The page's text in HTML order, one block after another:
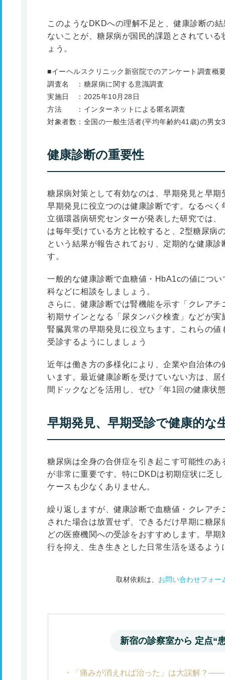
このようなDKDへの理解不足と、健康診断の
ないことが、糖尿病が国民的課題とされてい
ょう。
■イーヘルスクリニック新宿院でのアンケート調査概
調査名 ：糖尿病に関する意識調査
実施日 ：2025年10月28日
方法 ：インターネットによる匿名調査
対象者数：全国の一般生活者(平均年齢約41歳)の男女
健康診断の重要性
糖尿病対策として有効なのは、早期発見と早期
早期発見に役立つのは健康診断です。なるべ
立循環器病研究センターが発表した研究では
は毎年受けている方と比較すると、2型糖尿病
という結果が報告されており、定期的な健康
す。
一般的な健康診断で血糖値・HbA1cの値につ
科などに相談をしましょう。
さらに、健康診断では腎機能を示す「クレア
初期サインとなる「尿タンパク検査」などが
腎臓異常の早期発見に役立ちます。これらの
受診するようにしましょう
近年は働き方の多様化により、企業や自治体
います。最近健康診断を受けていない方は、
間ドックなどを活用し、ぜひ「年1回の健康状
早期発見、早期受診で健康的な
糖尿病は全身の合併症を引き起こす可能性の
が非常に重要です。特にDKDは初期症状に乏
ケースも少なくありません。
繰り返しますが、健康診断で血糖値・クレア
された場合は放置せず、できるだけ早期に糖
どの医療機関への受診をおすすめします。早
行を抑え、生き生きとした日常生活を送るよう
取材依頼は、 お問い合わせフォー
新宿の診察室から 定点“
「痛みが消えれば治った」は大誤解？